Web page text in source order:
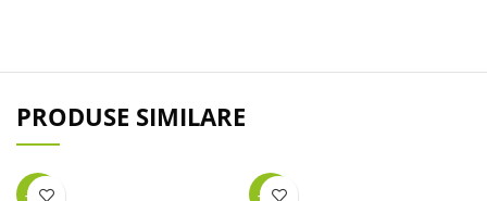
PRODUSE SIMILARE
-39% -29%